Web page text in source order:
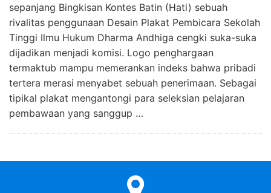
sepanjang Bingkisan Kontes Batin (Hati) sebuah
rivalitas penggunaan Desain Plakat Pembicara Sekolah
Tinggi Ilmu Hukum Dharma Andhiga cengki suka-suka
dijadikan menjadi komisi. Logo penghargaan
termaktub mampu memerankan indeks bahwa pribadi
tertera merasi menyabet sebuah penerimaan. Sebagai
tipikal plakat mengantongi para seleksian pelajaran
pembawaan yang sanggup …